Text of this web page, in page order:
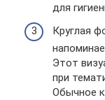
для
Круглая
Этот
при
Обычное